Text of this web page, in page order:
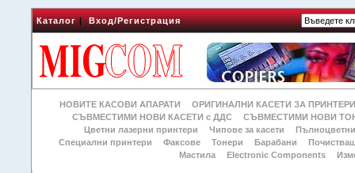
Каталог|Вход/Регистрация
НОВИТЕ КАСОВИ АПАРАТИ
ОРИГИНАЛНИ КАСЕТИ ЗА
СЪВМЕСТИМИ НОВИ КАСЕТИ с ДДС
СЪВМЕСТИМИ НОВИ
Цветни лазерни принтери
Чипове за касети
Специални принтери
Факсове Тонери Барабани
Мастила
Electronic Components